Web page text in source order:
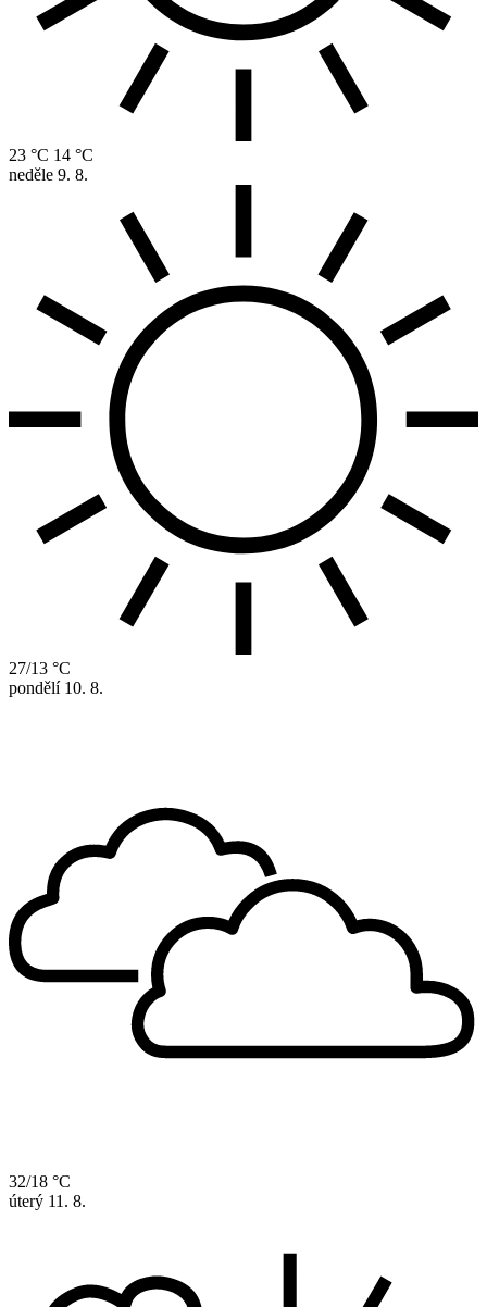
23 °C 14 °C
neděle 9. 8.
27/13 °C
pondělí 10. 8.
32/18 °C
úterý 11. 8.